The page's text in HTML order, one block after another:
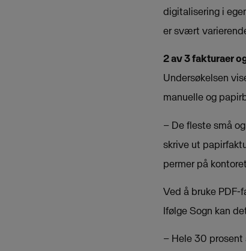
digitalisering i
er svært
2 av 3 fakturaer
Undersøkelsen
manuelle og
– De fleste små
skrive ut
permer på
Ved å bruke PDF-
Ifølge Sogn kan
– Hele 30 prosent